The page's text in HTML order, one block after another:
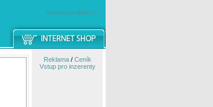
windowsmobile.cz
Reklama/ Ceník
Vstup pro inzerenty